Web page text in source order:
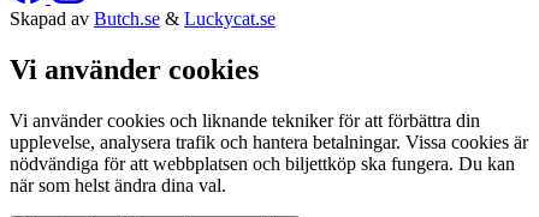
Skapad av Butch.se & Luckycat.se
Vi använder cookies
Vi använder cookies och liknande tekniker för att förbättra din
upplevelse, analysera trafik och hantera betalningar. Vissa cookies är
nödvändiga för att webbplatsen och biljettköp ska fungera. Du kan
när som helst ändra dina val.